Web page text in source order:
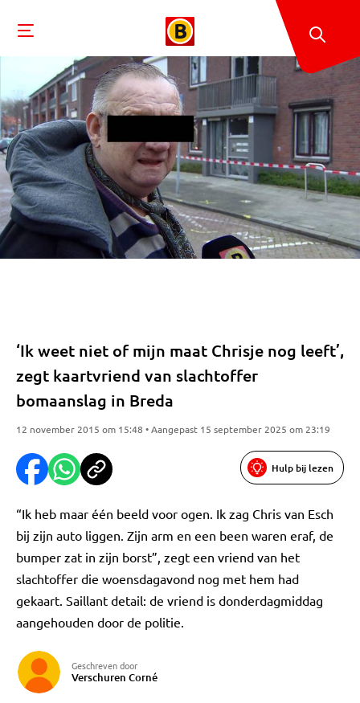
‘Ik weet niet of mijn maat Chrisje nog leeft’,
zegt kaartvriend van slachtoffer
bomaanslag in Breda
12 november 2015 om 15:48 • Aangepast 15 september 2025 om 23:19
Hulp bij lezen
“Ik heb maar één beeld voor ogen. Ik zag Chris van Esch
bij zijn auto liggen. Zijn arm en een been waren eraf, de
bumper zat in zijn borst”, zegt een vriend van het
slachtoffer die woensdagavond nog met hem had
gekaart. Saillant detail: de vriend is donderdagmiddag
aangehouden door de politie.
Geschreven door
Verschuren Corné